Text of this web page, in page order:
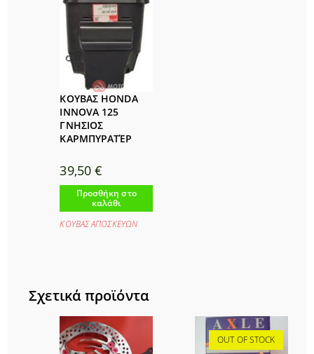
ΚΟΥΒΑΣ HONDA
INNOVA 125
ΓΝΗΣΙΟΣ
ΚΑΡΜΠΥΡΑΤΈΡ
39,50€
Προσθήκη στο
καλάθι
ΚΟΥΒΑΣ ΑΠΟΣΚΕΥΩΝ
Σχετικά προϊόντα
OUT OF STOCK